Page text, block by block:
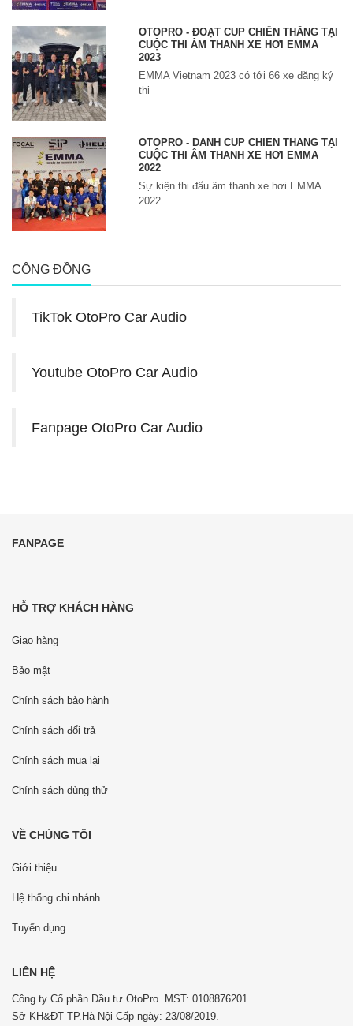
OTOPRO - ĐOẠT CUP CHIẾN THẮNG TẠI
CUỘC THI ÂM THANH XE HƠI EMMA
2023
EMMA Vietnam 2023 có tới 66 xe đăng ký
thi
OTOPRO - DÀNH CUP CHIẾN THẮNG TẠI
CUỘC THI ÂM THANH XE HƠI EMMA
2022
Sự kiện thi đấu âm thanh xe hơi EMMA
2022
CỘNG ĐỒNG
TikTok OtoPro Car Audio
Youtube OtoPro Car Audio
Fanpage OtoPro Car Audio
FANPAGE
HỖ TRỢ KHÁCH HÀNG
Giao hàng
Bảo mật
Chính sách bảo hành
Chính sách đổi trả
Chính sách mua lại
Chính sách dùng thử
VỀ CHÚNG TÔI
Giới thiệu
Hệ thống chi nhánh
Tuyển dụng
LIÊN HỆ
Công ty Cổ phần Đầu tư OtoPro. MST: 0108876201.
Sở KH&ĐT TP.Hà Nội Cấp ngày: 23/08/2019.